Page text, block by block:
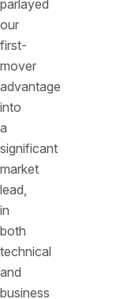
parlayed
our
first-
mover
advantage
into
a
significant
market
lead,
in
both
technical
and
business